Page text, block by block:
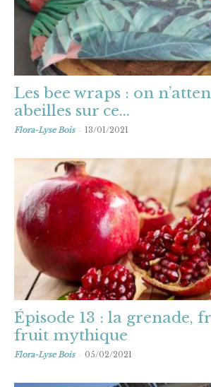
Les bee wraps : on
abeilles sur ce...
Flora-Lyse Bois - 13/01/2021
Épisode 13 : la grenade,
fruit mythique
Flora-Lyse Bois - 05/02/2021